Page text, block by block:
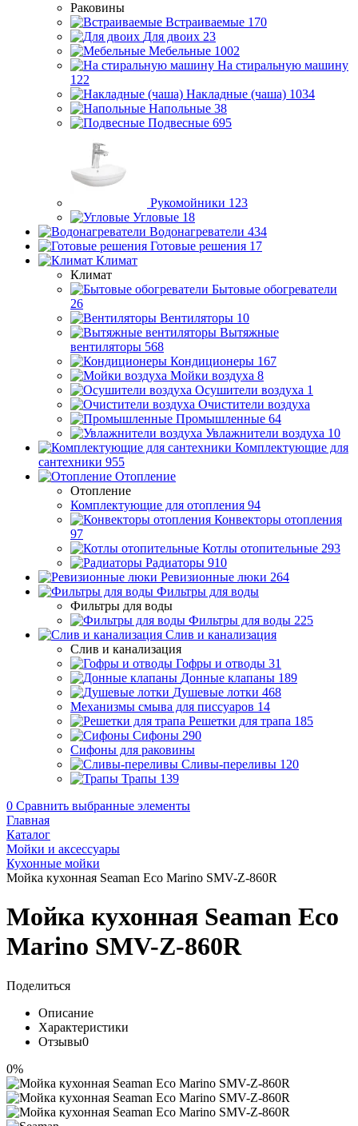
Раковины
Встраиваемые 170
Для двоих 23
Мебельные 1002
На стиральную машину
122
Накладные (чаша) 1034
Напольные 38
Подвесные 695
Рукомойники 123
Угловые 18
Водонагреватели 434
Готовые решения 17
Климат
Климат
Бытовые обогреватели
26
Вентиляторы 10
Вытяжные
вентиляторы 568
Кондиционеры 167
Мойки воздуха 8
Осушители воздуха 1
Очистители воздуха
Промышленные 64
Увлажнители воздуха 10
Комплектующие для
сантехники 955
Отопление
Отопление
Комплектующие для отопления 94
Конвекторы отопления
97
Котлы отопительные 293
Радиаторы 910
Ревизионные люки 264
Фильтры для воды
Фильтры для воды
Фильтры для воды 225
Слив и канализация
Слив и канализация
Гофры и отводы 31
Донные клапаны 189
Душевые лотки 468
Механизмы смыва для писсуаров 14
Решетки для трапа 185
Сифоны 290
Сифоны для раковины
Сливы-переливы 120
Трапы 139
0 Сравнить выбранные элементы
Главная
Каталог
Мойки и аксессуары
Кухонные мойки
Мойка кухонная Seaman Eco Marino SMV-Z-860R
Мойка кухонная Seaman Eco
Marino SMV-Z-860R
Поделиться
Описание
Характеристики
Отзывы0
0%